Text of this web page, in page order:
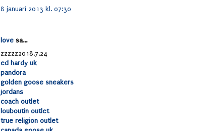
8 januari 2013 kl. 07:30
love sa...
zzzzz2018.7.24
ed hardy uk
pandora
golden goose sneakers
jordans
coach outlet
louboutin outlet
true religion outlet